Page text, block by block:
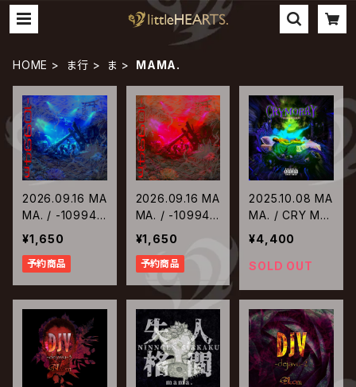
HOME ま行 ま MAMA.
2026.09.16 MA
MA. / -10994m
【Type-A】
¥1,650
予約商品
2026.09.16 MA
MA. / -10994m
【Type-B】
¥1,650
予約商品
2025.10.08 MA
MA. / CRY MO
RRY
¥4,400
SOLD OUT